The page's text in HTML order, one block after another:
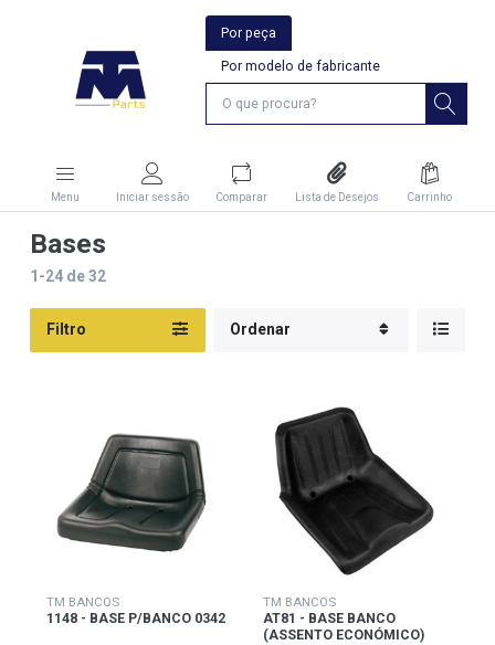
Por peça
Por modelo de fabricante
Menu Iniciar sessão Comparar Lista de Desejos Carrinho
Bases
1-24de32
Filtro Ordenar
TM BANCOS
1148 - BASE P/BANCO 0342
TM BANCOS
AT81 - BASE BANCO
(ASSENTO ECONÓMICO)